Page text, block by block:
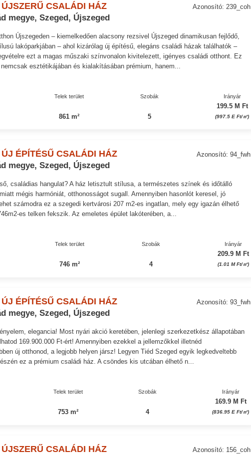
CSALÁDI HÁZ
megye, Szeged, Újszeged
Azonosító: 239_coh
Újszegeden – kiemelkedően alacsony rezsivel Újszeged dinamikusan fejlődő,
lakóparkjában – ahol kizárólag új építésű, elegáns családi házak találhatók –
ezt a magas műszaki színvonalon kivitelezett, igényes családi otthont. Ez
esztétikájában és kialakításában prémium, hanem...
Telek terület
861 m²
Szobák
5
Irányár
199.5 M Ft
(997.5 E Ft/㎡)
ÉPÍTÉSŰ CSALÁDI HÁZ
megye, Szeged, Újszeged
Azonosító: 94_fwh
családias hangulat? A ház letisztult stílusa, a természetes színek és időtálló
mégis harmóniát, otthonosságot sugall. Amennyiben hasonlót keresel, jó
számodra ez a szegedi kertvárosi 207 m2-es ingatlan, mely egy igazán élhető
es telken fekszik. Az emeletes épület lakóterében, a...
Telek terület
746 m²
Szobák
4
Irányár
209.9 M Ft
(1.01 M Ft/㎡)
ÉPÍTÉSŰ CSALÁDI HÁZ
megye, Szeged, Újszeged
Azonosító: 93_fwh
elegancia! Most nyári akció keretében, jelenlegi szerkezetkész állapotában
169.900.000 Ft-ért! Amennyiben ezekkel a jellemzőkkel illetnéd
új otthonod, a legjobb helyen jársz! Legyen Tiéd Szeged egyik legkedveltebb
ez a prémium családi ház. A csöndes kis utcában élhető n...
Telek terület
753 m²
Szobák
4
Irányár
169.9 M Ft
(836.95 E Ft/㎡)
CSALÁDI HÁZ Azonosító: 156_coh